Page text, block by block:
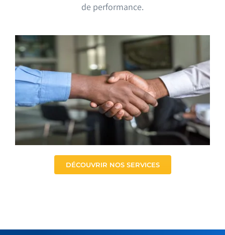
de performance.
DÉCOUVRIR NOS SERVICES